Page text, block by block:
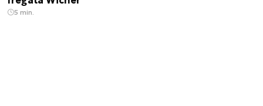
5 min.